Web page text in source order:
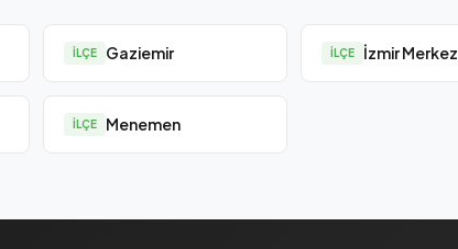
İLÇE Gaziemir İLÇE İzmir Merkez
İLÇE Menemen